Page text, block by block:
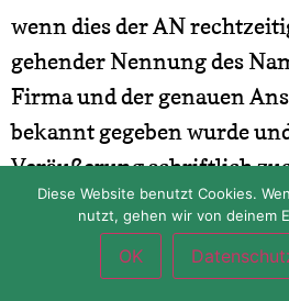
wenn dies der AN
gehender Nennung des
Firma und der genauen
bekannt gegeben wurde
Veräußerung schriftlich
Fall der Zustimmung gilt
Kaufpreisforderung schon
abgetreten und ist die An
Diese Website benutzt Cookies.
nutzt, gehen wir von deinem
OK